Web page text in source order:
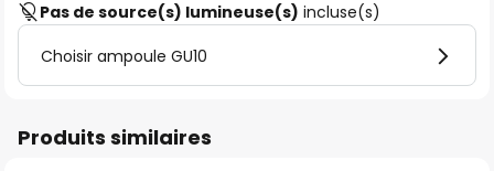
Pas de source(s) lumineuse(s) incluse(s)
Choisir ampoule GU10
Produits similaires